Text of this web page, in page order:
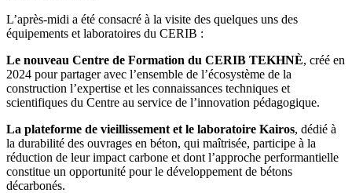
L’après-midi a été consacré à la visite des quelques uns des
équipements et laboratoires du CERIB :
Le nouveau Centre de Formation du CERIB TEKHNÈ, créé en
2024 pour partager avec l’ensemble de l’écosystème de la
construction l’expertise et les connaissances techniques et
scientifiques du Centre au service de l’innovation pédagogique.
La plateforme de vieillissement et le laboratoire Kairos, dédié à
la durabilité des ouvrages en béton, qui maîtrisée, participe à la
réduction de leur impact carbone et dont l’approche performantielle
constitue un opportunité pour le développement de bétons
décarbonés.